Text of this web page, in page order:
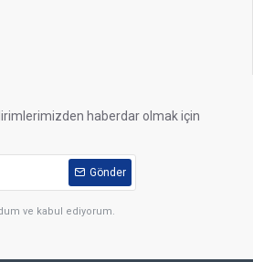
haberdar olmak için
Gönder
ve kabul ediyorum.